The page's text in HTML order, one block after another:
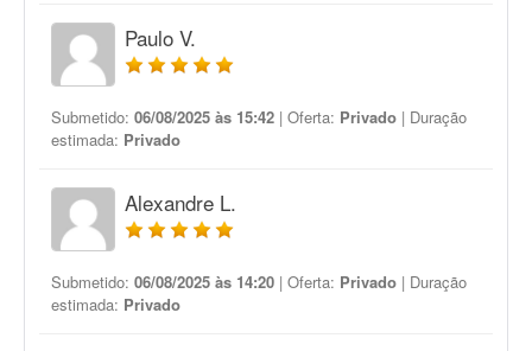
Paulo V.
Submetido: 06/08/2025 às 15:42 | Oferta: Privado | Duração
estimada: Privado
Alexandre L.
Submetido: 06/08/2025 às 14:20 | Oferta: Privado | Duração
estimada: Privado